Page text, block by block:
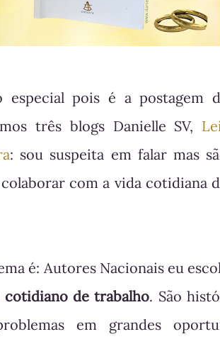
pois é a postagem
três blogs Danielle SV,
: sou suspeita em falar mas
com a vida cotidiana
é: Autores Nacionais eu
cotidiano de trabalho. São
em grandes